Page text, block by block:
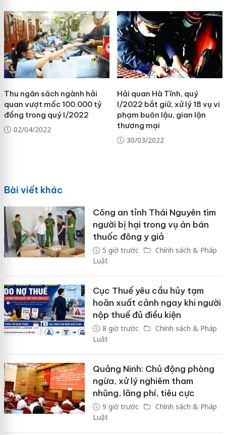
Thu ngân sách ngành hải
quan vượt mốc 100.000 tỷ
đồng trong quý I/2022
02/04/2022
Hải quan Hà Tĩnh, quý
I/2022 bắt giữ, xử lý 18 vụ vi
phạm buôn lậu, gian lận
thương mại
30/03/2022
Bài viết khác
Công an tỉnh Thái Nguyên tìm
người bị hại trong vụ án bán
thuốc đông y giả
5 giờ trước
Chính sách & Pháp
Luật
Cục Thuế yêu cầu hủy tạm
hoãn xuất cảnh ngay khi người
nộp thuế đủ điều kiện
8 giờ trước
Chính sách & Pháp
Luật
Quảng Ninh: Chủ động phòng
ngừa, xử lý nghiêm tham
nhũng, lãng phí, tiêu cực
9 giờ trước
Chính sách & Pháp
Luật